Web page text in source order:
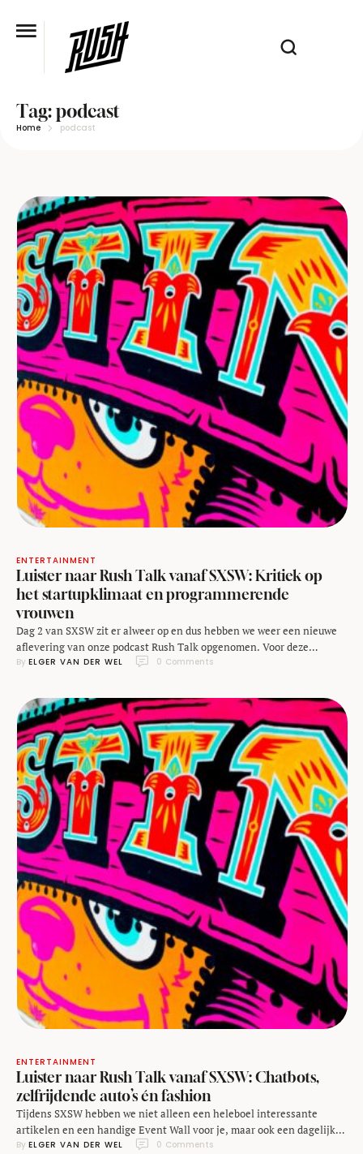
Tag:podcast
Home podcast
ENTERTAINMENT
Luister naar Rush Talk vanaf SXSW: Kritiek op
het startupklimaat en programmerende
vrouwen
Dag 2 van SXSW zit er alweer op en dus hebben we weer een nieuwe
aflevering van onze podcast Rush Talk opgenomen. Voor deze
aflevering hebben Johan Voets, Marjolijn Kamphuis en ik de studio
terwijl de zon ondergaat blikken we terug op wat we hebben gezien.
We …
By ELGER VAN DER WEL 0 Comments
ENTERTAINMENT
Luister naar Rush Talk vanaf SXSW: Chatbots,
zelfrijdende auto’s én fashion
Tijdens SXSW hebben we niet alleen een heleboel interessante
artikelen en een handige Event Wall voor je, maar ook een dagelijkse
aflevering van onze podcast Rush Talk! Na aflopen van elke dag
By ELGER VAN DER WEL 0 Comments